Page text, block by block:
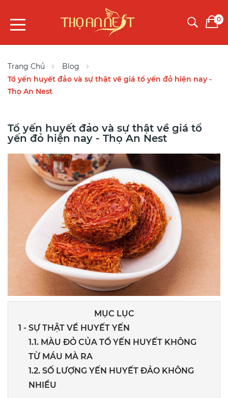
0
Trang Chủ
Blog
Tổ yến huyết đảo và sự thật về giá tổ yến đỏ hiện nay -
Thọ An Nest
Tổ yến huyết đảo và sự thật về giá tổ
yến đỏ hiện nay - Thọ An Nest
MỤC LỤC
1 - SỰ THẬT VỀ HUYẾT YẾN
1.1. MÀU ĐỎ CỦA TỔ YẾN HUYẾT KHÔNG
TỪ MÁU MÀ RA
1.2. SỐ LƯỢNG YẾN HUYẾT ĐẢO KHÔNG
NHIỀU